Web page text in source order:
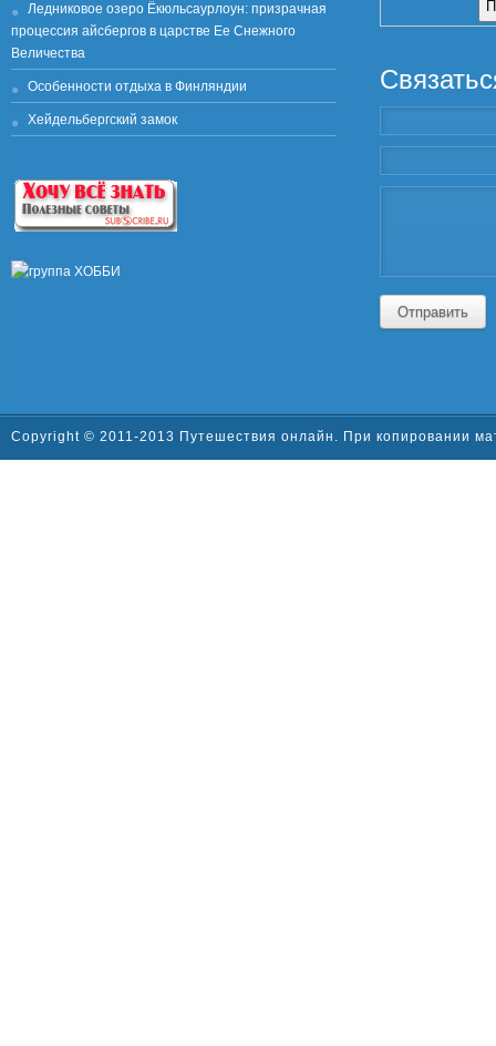
Ледниковое озеро Ёкюльсаурлоун: призрачная
процессия айсбергов в царстве Ее Снежного
Величества
Особенности отдыха в Финляндии
Хейдельбергский замок
Отправить
Copyright © 2011-2013 Путешествия онлайн. При копировании